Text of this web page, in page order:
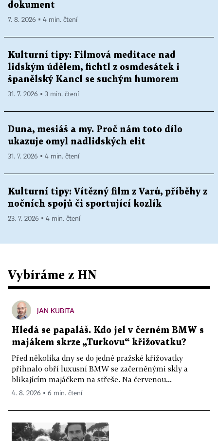
dokument
7. 8. 2026 ▪ 4 min. čtení
Kulturní tipy: Filmová meditace nad
lidským údělem, fichtl z osmdesátek i
španělský Kancl se suchým humorem
31. 7. 2026 ▪ 3 min. čtení
Duna, mesiáš a my. Proč nám toto dílo
ukazuje omyl nadlidských elit
31. 7. 2026 ▪ 4 min. čtení
Kulturní tipy: Vítězný film z Varů, příběhy z
nočních spojů či sportující kozlík
23. 7. 2026 ▪ 4 min. čtení
Vybíráme z HN
JAN KUBITA
Hledá se papaláš. Kdo jel v černém BMW s
majákem skrze „Turkovu“ křižovatku?
Před několika dny se do jedné pražské křižovatky
přihnalo obří luxusní BMW se začerněnými skly a
blikajícím majáčkem na střeše. Na červenou...
4. 8. 2026 ▪ 6 min. čtení